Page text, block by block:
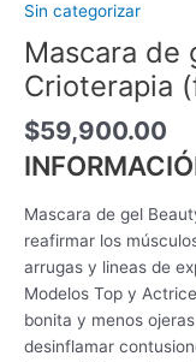
Sin categorizar
Mascara de
Crioterapia
$59,900.00
Mascara de gel
reafirmar los
arrugas y lineas de
Modelos Top y
bonita y menos
desinflamar